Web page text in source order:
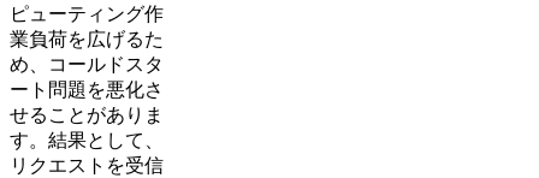
ピューティング作
業負荷を広げるた
め、コールドスタ
ート問題を悪化さ
せることがありま
す。結果として、
リクエストを受信